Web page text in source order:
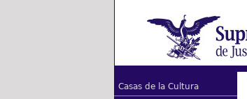
Casas de la Cultura